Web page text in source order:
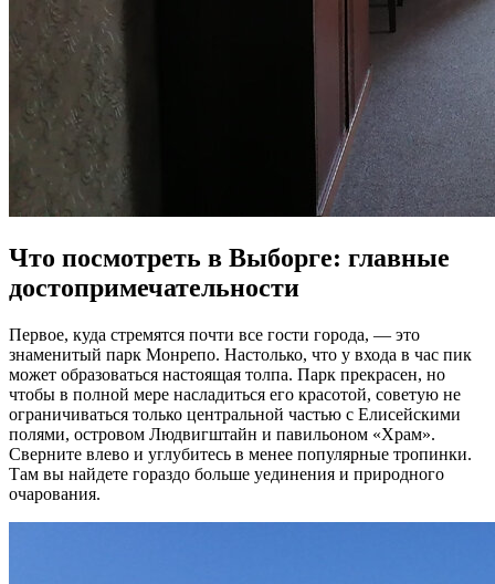
Что посмотреть в Выборге: главные
достопримечательности
Первое, куда стремятся почти все гости города, — это
знаменитый парк Монрепо. Настолько, что у входа в час пик
может образоваться настоящая толпа. Парк прекрасен, но
чтобы в полной мере насладиться его красотой, советую не
ограничиваться только центральной частью с Елисейскими
полями, островом Людвигштайн и павильоном «Храм».
Сверните влево и углубитесь в менее популярные тропинки.
Там вы найдете гораздо больше уединения и природного
очарования.